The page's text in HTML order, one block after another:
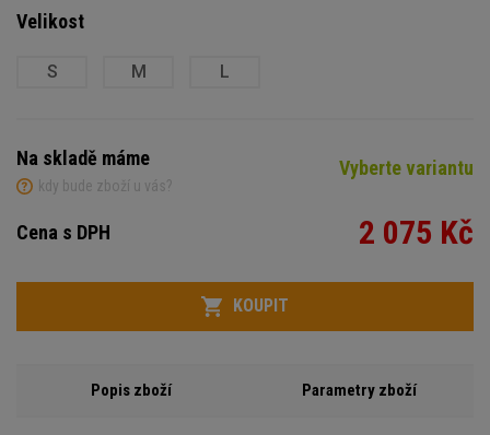
Velikost
S M L
Na skladě máme
kdy bude zboží u vás?
Vyberte variantu
Cena s DPH 2 075 Kč
Počet
Variant
KOUPIT
Popis zboží Parametry zboží